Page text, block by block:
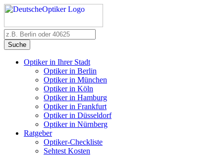
Suche
Optiker in Ihrer Stadt
Optiker in Berlin
Optiker in München
Optiker in Köln
Optiker in Hamburg
Optiker in Frankfurt
Optiker in Düsseldorf
Optiker in Nürnberg
Ratgeber
Optiker-Checkliste
Sehtest Kosten